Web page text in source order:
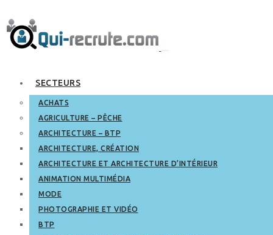
SECTEURS
ACHATS
AGRICULTURE – PÊCHE
ARCHITECTURE – BTP
ARCHITECTURE, CRÉATION
ARCHITECTURE ET ARCHITECTURE D’INTÉRIEUR
ANIMATION MULTIMÉDIA
MODE
PHOTOGRAPHIE ET VIDÉO
BTP